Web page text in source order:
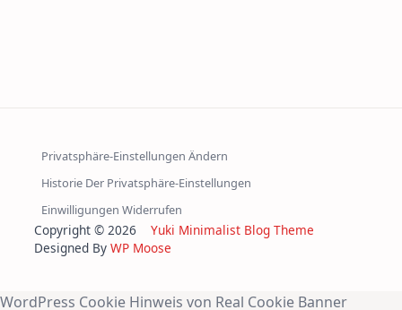
Privatsphäre-Einstellungen Ändern
Historie Der Privatsphäre-Einstellungen
Einwilligungen Widerrufen
Copyright © 2026 Yuki Minimalist Blog Theme
Designed By WP Moose
WordPress Cookie Hinweis von Real Cookie Banner